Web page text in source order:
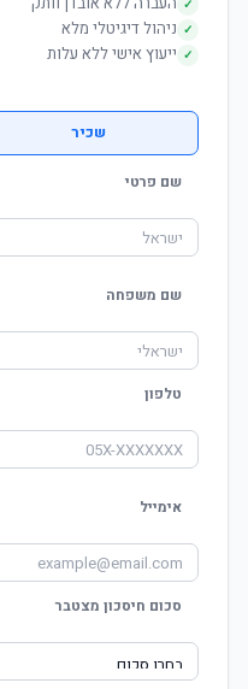
✓
✓ ניהול דיגיטלי מלא
✓ ייעוץ אישי ללא עלות
שכיר
שם פרטי
שם משפחה
טלפון
אימייל
סכום חיסכון מצטבר